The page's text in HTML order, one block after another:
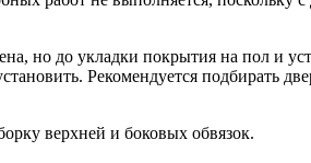
но до укладки покрытия на пол и
Рекомендуется подбирать
верхней и боковых обвязок.